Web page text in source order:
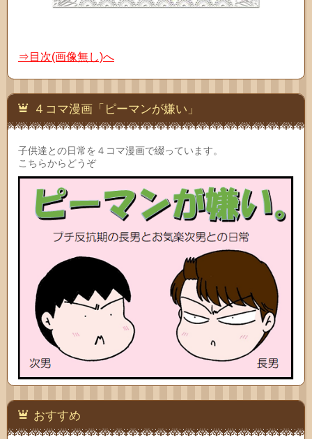
⇒目次(画像無し)へ
４コマ漫画「ピーマンが嫌い」
子供達との日常を４コマ漫画で綴っています。
こちらからどうぞ
おすすめ